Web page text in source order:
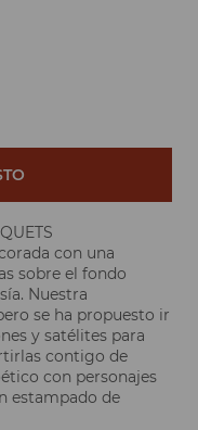
con una
sobre el fondo
Nuestra
se ha propuesto ir
y satélites para
contigo de
con personajes
estampado de